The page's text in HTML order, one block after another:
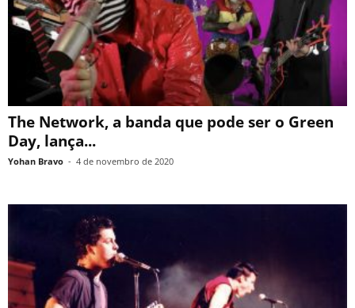
The Network, a banda que pode ser o Green
Day, lança...
Yohan Bravo - 4 de novembro de 2020